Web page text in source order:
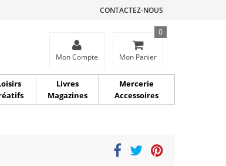
CONTACTEZ-NOUS
Mon Compte Mon Panier
0
Livres
Magazines
Mercerie
Accessoires